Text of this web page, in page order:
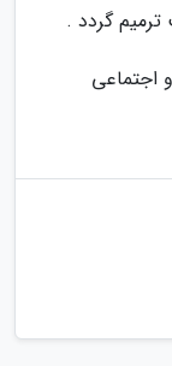
ترمیم گردد .
اجتماعی